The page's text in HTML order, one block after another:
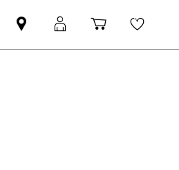
MINI
partner
MyMini-
login